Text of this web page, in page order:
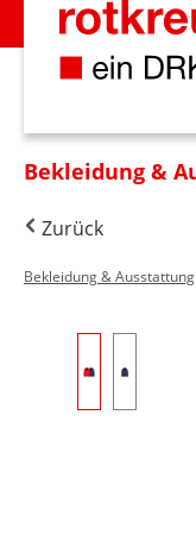
Hauptinhalt
Zur Suche springen
Zur
Bekleidung &
Zurück
Bekleidung & Ausstattung